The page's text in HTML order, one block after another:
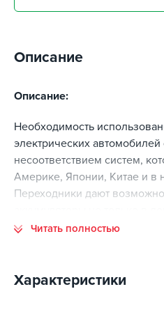
Описание
Описание:
Необходимость
электрических
несоответствием систем,
Америке, Японии, Китае и в
Переходники дают
также повсеместно вне
машине вилка Type 1, или,
Читать полностью
Характеристики